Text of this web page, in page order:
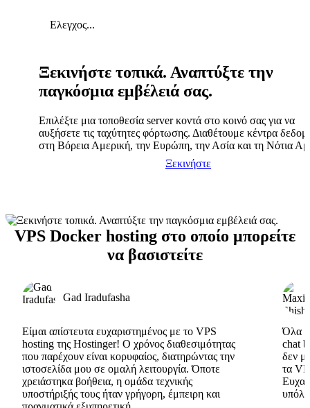
Ελεγχος...
Ξεκινήστε τοπικά. Αναπτύξτε την
παγκόσμια εμβέλειά σας.
Επιλέξτε μια τοποθεσία server κοντά στο κοινό σας για να
αυξήσετε τις ταχύτητες φόρτωσης. Διαθέτουμε κέντρα
στη Βόρεια Αμερική, την Ευρώπη, την Ασία και τη Νότια
Ξεκινήστε
VPS Docker hosting στο οποίο μπορείτε
να βασιστείτε
Gad Iradufasha
Είμαι απίστευτα ευχαριστημένος με το VPS
hosting της Hostinger! Ο χρόνος διαθεσιμότητας
που παρέχουν είναι κορυφαίος, διατηρώντας την
ιστοσελίδα μου σε ομαλή λειτουργία. Όποτε
χρειάστηκα βοήθεια, η ομάδα τεχνικής
υποστήριξής τους ήταν γρήγορη, έμπειρη και
Όλα
chat
δεν
τα